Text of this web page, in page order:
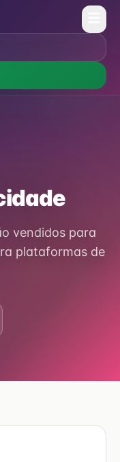
vendidos para
plataformas de